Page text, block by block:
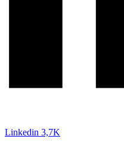
Linkedin 3,7K